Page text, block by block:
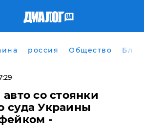
россия Общество
со стоянки
суда Украины
-